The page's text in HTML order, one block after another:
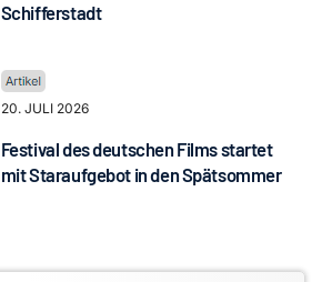
Schifferstadt
20. JULI 2026
Festival des deutschen Films startet
mit Staraufgebot in den Spätsommer